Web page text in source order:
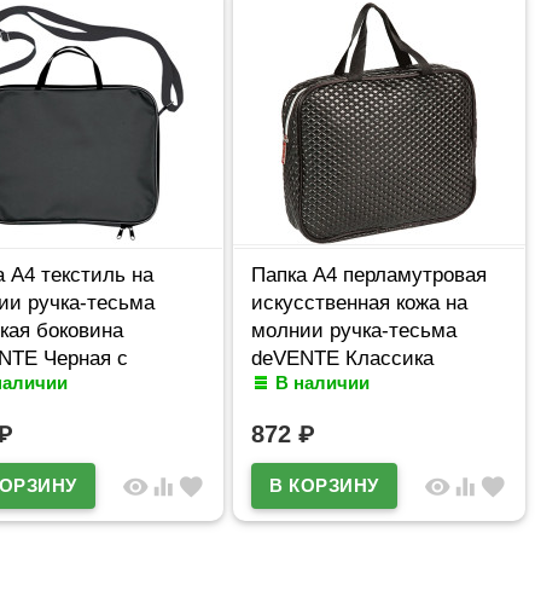
А4 текстиль на
ручка-тесьма
боковина
Черная с
ремнем
visibility equalizer favorite
Папка А4 перламутровая
искусственная кожа на
молнии ручка-тесьма
deVENTE Классика
36x28x8 см арт.8054376
В наличии
872₽
visibility equalizer favorite